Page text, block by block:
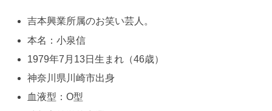
吉本興業所属のお笑い芸人。
本名：小泉信
1979年7月13日生まれ（46歳）
神奈川県川崎市出身
血液型：O型